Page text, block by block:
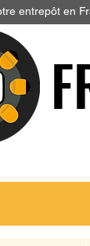
entrepôt en